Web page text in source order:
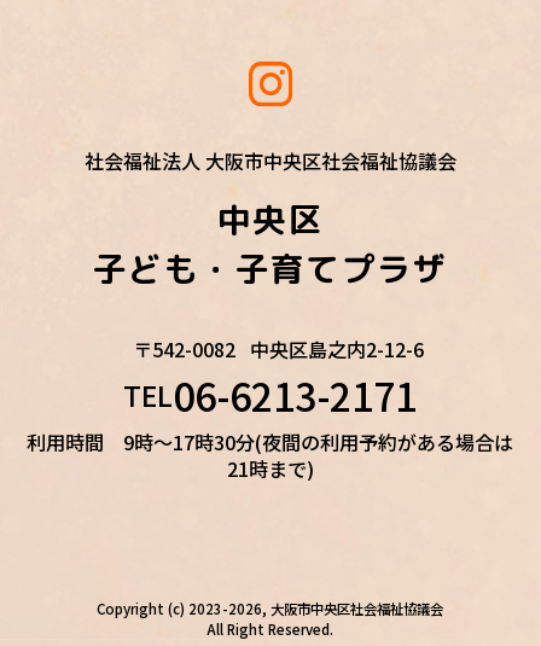
社会福祉法人 大阪市中央区社会福祉協議会
中央区
子ども・子育てプラザ
〒542-0082 中央区島之内2-12-6
TEL06-6213-2171
利用時間 9時～17時30分(夜間の利用予約がある場合は
21時まで)
Copyright (c) 2023-2026, 大阪市中央区社会福祉協議会
All Right Reserved.